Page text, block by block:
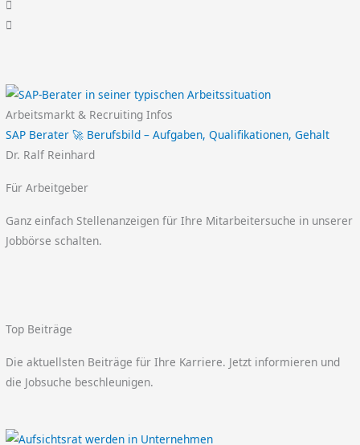
Arbeitsmarkt & Recruiting Infos
SAP Berater 🚀 Berufsbild – Aufgaben, Qualifikationen, Gehalt
Dr. Ralf Reinhard
Für Arbeitgeber
Ganz einfach Stellenanzeigen für Ihre Mitarbeitersuche in unserer
Jobbörse schalten.
Top Beiträge
Die aktuellsten Beiträge für Ihre Karriere. Jetzt informieren und
die Jobsuche beschleunigen.